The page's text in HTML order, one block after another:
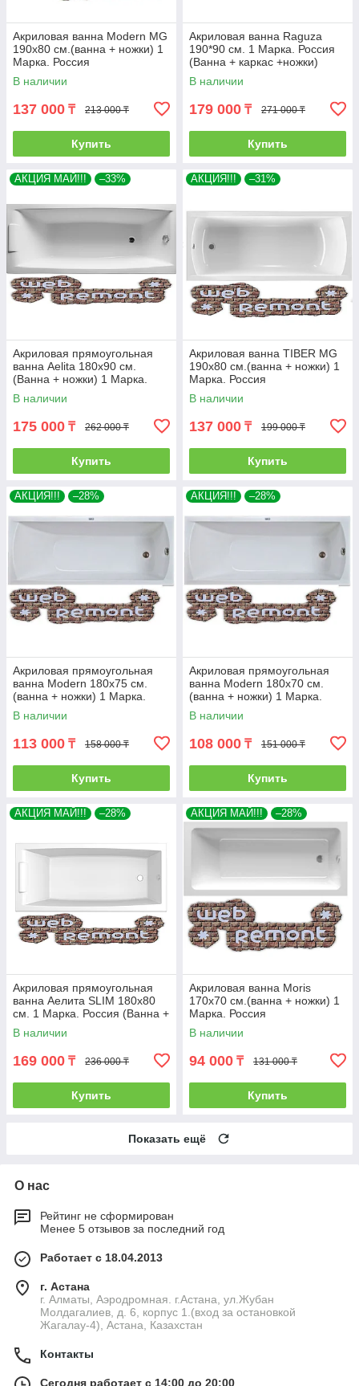
Акриловая ванна Modern MG
190х80 см.(ванна + ножки) 1
Марка. Россия
В наличии
137 000 ₸ 213 000 ₸
Купить
Акриловая ванна Raguza
190*90 см. 1 Марка. Россия
(Ванна + каркас +ножки)
В наличии
179 000 ₸ 271 000 ₸
Купить
АКЦИЯ МАЙ!!! –33%
Акриловая прямоугольная
ванна Aelita 180х90 см.
(Ванна + ножки) 1 Марка.
Россия
В наличии
175 000 ₸ 262 000 ₸
Купить
АКЦИЯ!!! –31%
Акриловая ванна TIBER MG
190х80 см.(ванна + ножки) 1
Марка. Россия
В наличии
137 000 ₸ 199 000 ₸
Купить
АКЦИЯ!!! –28%
Акриловая прямоугольная
ванна Modern 180х75 см.
(ванна + ножки) 1 Марка.
Россия
В наличии
113 000 ₸ 158 000 ₸
Купить
АКЦИЯ!!! –28%
Акриловая прямоугольная
ванна Modern 180х70 см.
(ванна + ножки) 1 Марка.
Россия
В наличии
108 000 ₸ 151 000 ₸
Купить
АКЦИЯ МАЙ!!! –28%
Акриловая прямоугольная
ванна Аелита SLIM 180х80
см. 1 Марка. Россия (Ванна +
ножки)
В наличии
169 000 ₸ 236 000 ₸
Купить
АКЦИЯ МАЙ!!! –28%
Акриловая ванна Moris
170х70 см.(ванна + ножки) 1
Марка. Россия
В наличии
94 000 ₸ 131 000 ₸
Купить
Показать ещё
О нас
Рейтинг не сформирован
Менее 5 отзывов за последний год
Работает с 18.04.2013
г. Астана
г. Алматы, Аэродромная. г.Астана, ул.Жубан
Молдагалиев, д. 6, корпус 1.(вход за остановкой
Жагалау-4), Астана, Казахстан
Контакты
Сегодня работает с 14:00 до 20:00